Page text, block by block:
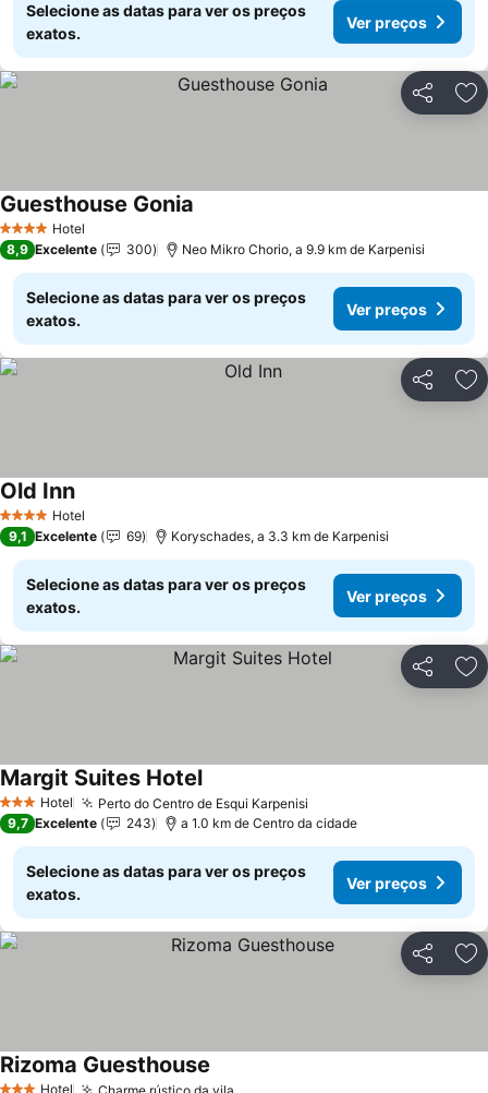
Selecione as datas para ver os preços
exatos.
Ver preços
Partilhar
4 EstrelasHotel
Guesthouse Gonia
8,9 Excelente 300 Neo Mikro Chorio, a 9.9 km de Karpenisi
Selecione as datas para ver os preços
exatos.
Ver preços
Partilhar
4 EstrelasHotel
Old Inn
9,1 Excelente 69 Koryschades, a 3.3 km de Karpenisi
Selecione as datas para ver os preços
exatos.
Ver preços
Partilhar
3 EstrelasHotel Perto do Centro de Esqui Karpenisi
Margit Suites Hotel
9,7 Excelente 243 a 1.0 km de Centro da cidade
Selecione as datas para ver os preços
exatos.
Ver preços
Partilhar
Hotel Charme rústico da vila
Rizoma Guesthouse